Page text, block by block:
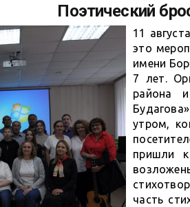
Поэтический
11
это
имени
7 лет.
района
утром,
пришли
часть